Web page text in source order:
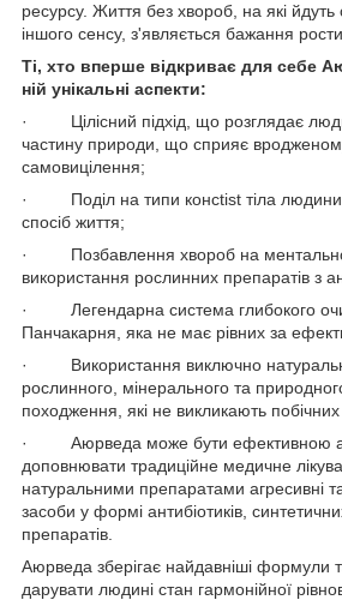
ресурсу. Життя без хвороб, на які йдуть
іншого сенсу, з'являється бажання
Ті, хто вперше відкриває для себе
ній унікальні аспекти:
· Цілісний підхід, що розглядає
частину природи, що сприяє
самовицілення;
· Поділ на типи консtist тіла людини,
спосіб життя;
· Позбавлення хвороб на
використання рослинних препаратів з
· Легендарна система глибокого
Панчакарня, яка не має рівних за
· Використання виключно
рослинного, мінерального та
походження, які не викликають побічних
· Аюрведа може бути ефективною
доповнювати традиційне медичне
натуральними препаратами агресивні
засоби у формі антибіотиків,
препаратів.
Аюрведа зберігає найдавніші формули
дарувати людині стан гармонійної